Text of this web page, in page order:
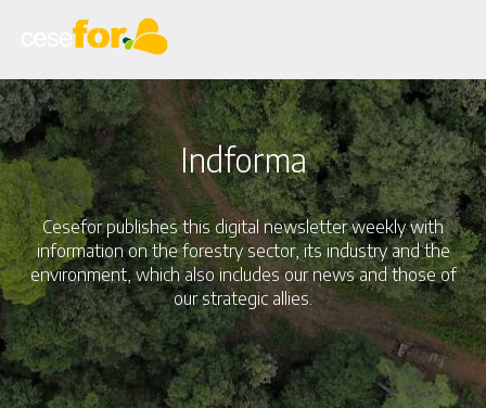
main
content
Indforma
Cesefor publishes this digital newsletter weekly with
information on the forestry sector, its industry and the
environment, which also includes our news and those of
our strategic allies.